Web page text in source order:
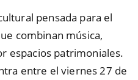
pensada para el
combinan música,
espacios patrimoniales.
entre el viernes 27 de